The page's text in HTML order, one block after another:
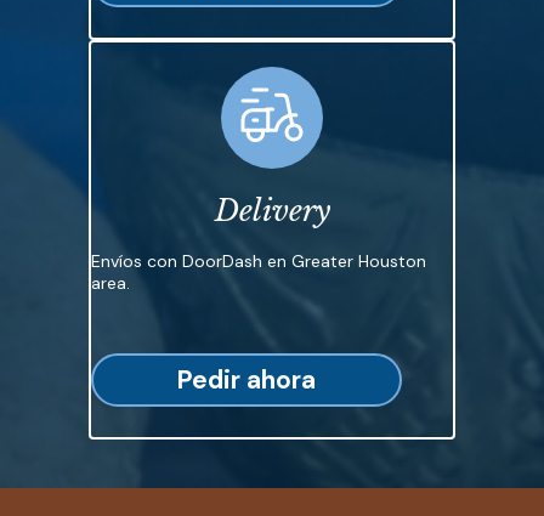
Delivery
Envíos con DoorDash en Greater Houston
area.
Pedir ahora